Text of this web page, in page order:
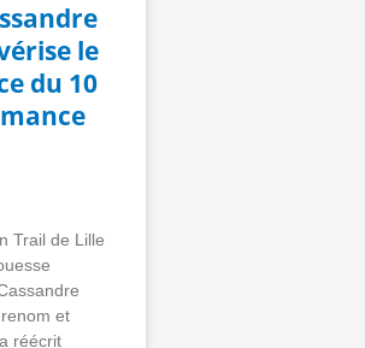
le
du 10
Trail de Lille
et
réécrit